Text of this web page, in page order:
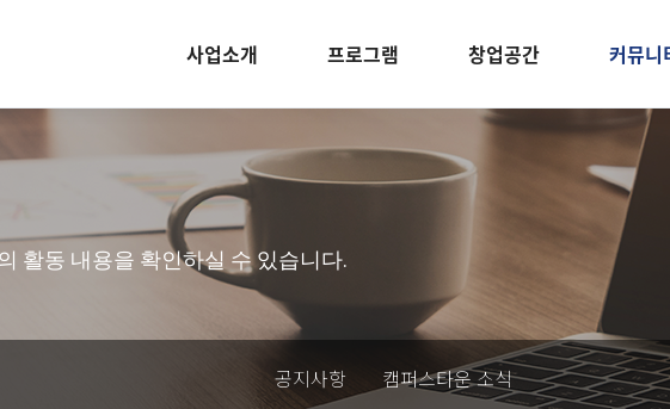
사업소개 프로그램 창업공간 커뮤니
활동 내용을 확인하실 수 있습니다.
공지사항 캠퍼스타운 소식